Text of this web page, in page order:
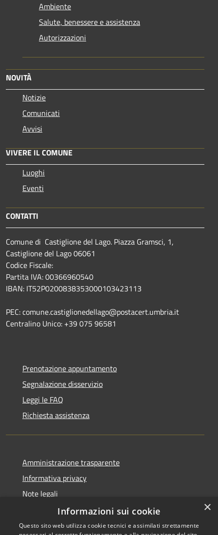
Ambiente
Salute, benessere e assistenza
Autorizzazioni
NOVITÀ
Notizie
Comunicati
Avvisi
VIVERE IL COMUNE
Luoghi
Eventi
CONTATTI
Comune di Castiglione del Lago. Piazza Gramsci, 1,
Castiglione del Lago 06061
Codice Fiscale:
Partita IVA: 00366960540
IBAN: IT52P0200838353000103423113
PEC: comune.castiglionedellago@postacert.umbria.it
Centralino Unico: +39 075 96581
Prenotazione appuntamento
Segnalazione disservizio
Leggi le FAQ
Richiesta assistenza
Amministrazione trasparente
Informativa privacy
Note legali
Dichiarazione di accessibilità
×
Informazioni sui cookie
Questo sito web utilizza cookie tecnici e assimilati strettamente